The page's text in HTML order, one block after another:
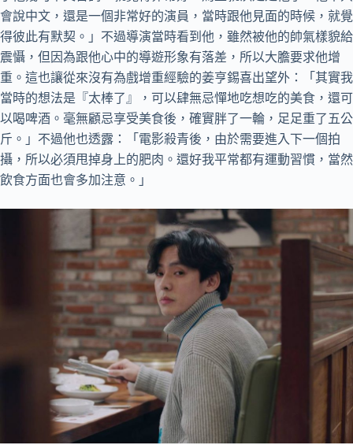
會說中文，還是一個非常好的演員，當時跟他見面的時候，就覺
得彼此有默契。」不過導演當時看到他，雖然被他的帥氣樣貌給
震懾，但因為跟他心中的導遊形象有落差，所以大膽要求他增
重。這也讓從來沒有為戲增重經驗的姜亨錫喜出望外：「其實我
當時的想法是『太棒了』，可以肆無忌憚地吃想吃的美食，還可
以喝啤酒。毫無顧忌享受美食後，確實胖了一輪，足足重了五公
斤。」不過他也透露：「電影殺青後，由於需要進入下一個拍
攝，所以必須甩掉身上的肥肉。還好我平常都有運動習慣，當然
飲食方面也會多加注意。」